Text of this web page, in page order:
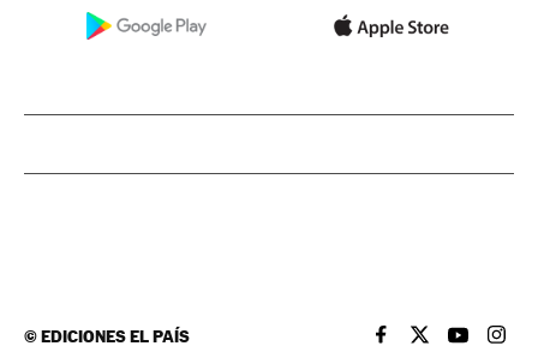
©EDICIONES EL PAÍS